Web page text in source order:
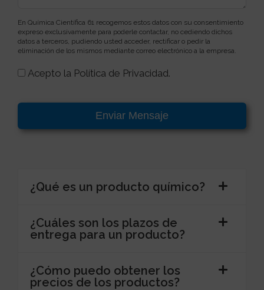
En Química Científica 61 recogemos estos datos con su consentimiento
expreso exclusivamente para poderle contactar, no cediendo dichos
datos a terceros, pudiendo usted acceder, rectificar o pedir la
eliminación de los mismos mediante correo electrónico a la empresa.
Acepto la Política de Privacidad.
Enviar Mensaje
¿Qué es un producto químico?
¿Cuáles son los plazos de
entrega para un producto?
¿Cómo puedo obtener los
precios de los productos?